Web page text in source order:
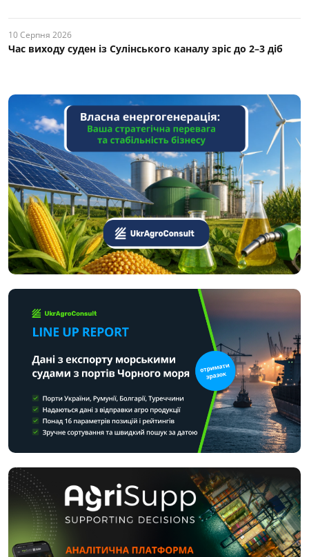
10 Серпня 2026
Час виходу суден із Сулінського каналу зріс до 2–3 діб